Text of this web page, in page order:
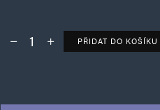
Deník TO – verze bez reklam množství
PŘIDAT DO KOŠÍKU